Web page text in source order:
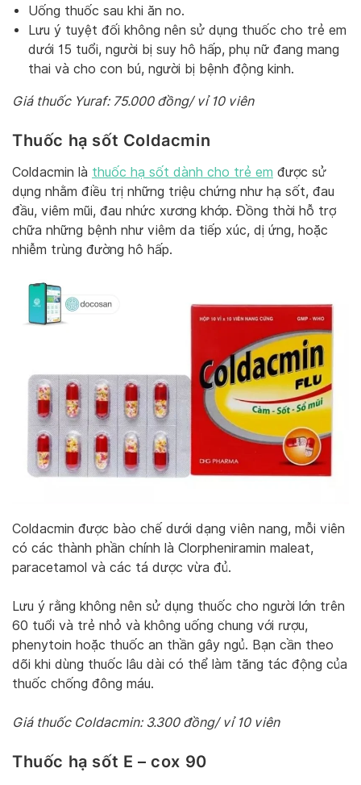
Uống thuốc sau khi ăn no.
Lưu ý tuyệt đối không nên sử dụng thuốc cho trẻ em
dưới 15 tuổi, người bị suy hô hấp, phụ nữ đang mang
thai và cho con bú, người bị bệnh động kinh.
Giá thuốc Yuraf: 75.000 đồng/ vỉ 10 viên
Thuốc hạ sốt Coldacmin
Coldacmin là thuốc hạ sốt dành cho trẻ em được sử
dụng nhằm điều trị những triệu chứng như hạ sốt, đau
đầu, viêm mũi, đau nhức xương khớp. Đồng thời hỗ trợ
chữa những bệnh như viêm da tiếp xúc, dị ứng, hoặc
nhiễm trùng đường hô hấp.
Coldacmin được bào chế dưới dạng viên nang, mỗi viên
có các thành phần chính là Clorpheniramin maleat,
paracetamol và các tá dược vừa đủ.
Lưu ý rằng không nên sử dụng thuốc cho người lớn trên
60 tuổi và trẻ nhỏ và không uống chung với rượu,
phenytoin hoặc thuốc an thần gây ngủ. Bạn cần theo
dõi khi dùng thuốc lâu dài có thể làm tăng tác động của
thuốc chống đông máu.
Giá thuốc Coldacmin: 3.300 đồng/ vỉ 10 viên
Thuốc hạ sốt E – cox 90